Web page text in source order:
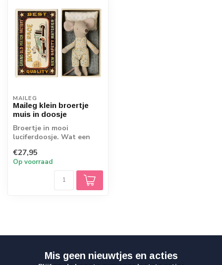
MAILEG
Maileg klein broertje
muis in doosje
Broertje in mooi
luciferdoosje. Wat een
€27,95
Op voorraad
Mis geen nieuwtjes en acties